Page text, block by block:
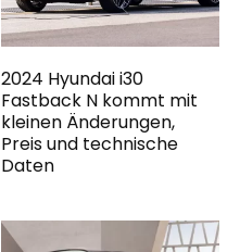
2024 Hyundai i30
Fastback N kommt mit
kleinen Änderungen,
Preis und technische
Daten